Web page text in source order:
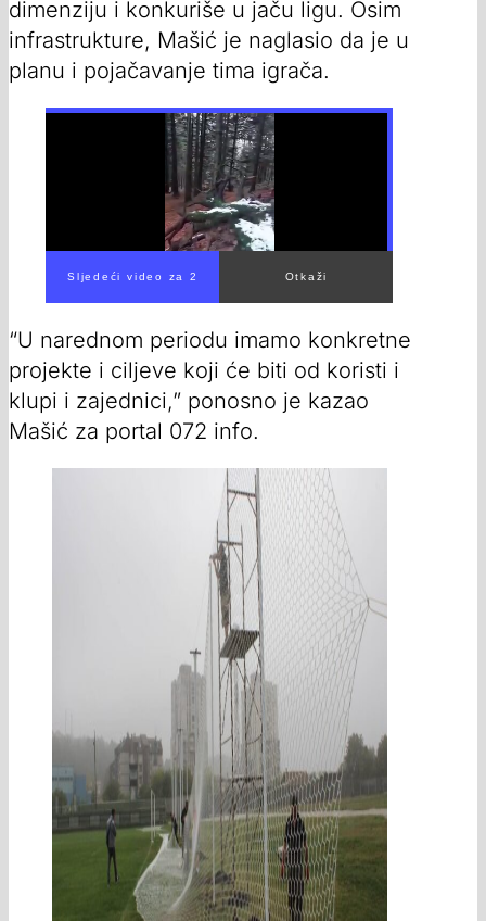
dimenziju i konkuriše u jaču ligu. Osim
infrastrukture, Mašić je naglasio da je u
planu i pojačavanje tima igrača.
“U narednom periodu imamo konkretne
projekte i ciljeve koji će biti od koristi i
klupi i zajednici,” ponosno je kazao
Mašić za portal 072 info.